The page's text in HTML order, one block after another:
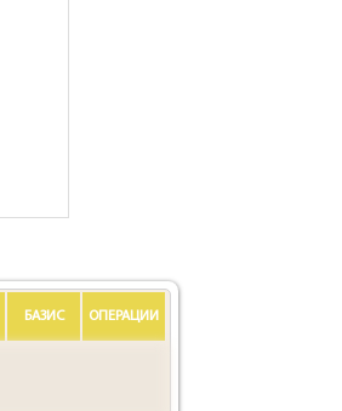
БАЗИС ОПЕРАЦИИ